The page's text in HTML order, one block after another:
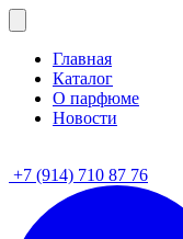
Главная
Каталог
О парфюме
Новости
+7 (914) 710 87 76